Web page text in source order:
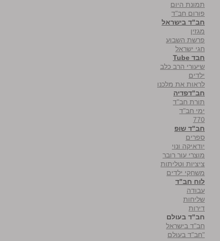
תמונת היום
פורום חב"ד
חב"ד בישראל
מגזין
פרשת השבוע
חגי ישראל
חבד Tube
שיעורי הרב כלב
ילדים
לראות את מלכנו
חב"דפדיה
תורת חב"ד
ימי חב"ד
770
חב"ד שופ
ספרים
יודאיקה ונוי
מוצרי עור רובר
ציציות וטליתות
משחקי ילדים
לוח חב"ד
עבודה
שליחות
דירות
חב"ד בעולם
חב"ד בישראל
"חב"ד בעולם